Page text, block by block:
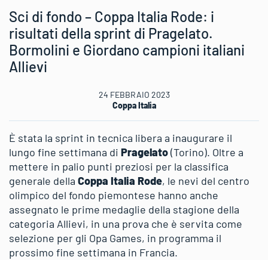
Sci di fondo – Coppa Italia Rode: i
risultati della sprint di Pragelato.
Bormolini e Giordano campioni italiani
Allievi
24 FEBBRAIO 2023
Coppa Italia
È stata la sprint in tecnica libera a inaugurare il
lungo fine settimana di Pragelato(Torino). Oltre a
mettere in palio punti preziosi per la classifica
generale della Coppa Italia Rode, le nevi del centro
olimpico del fondo piemontese hanno anche
assegnato le prime medaglie della stagione della
categoria Allievi, in una prova che è servita come
selezione per gli Opa Games, in programma il
prossimo fine settimana in Francia.